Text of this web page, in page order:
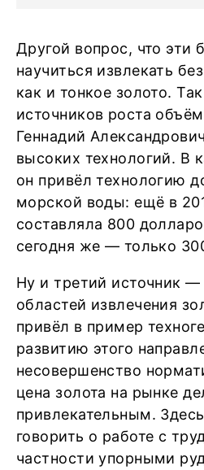
Другой вопрос, что эти
научиться извлекать
как и тонкое золото.
источников роста
Геннадий
высоких технологий. В
он привёл технологию
морской воды: ещё в
составляла 800
сегодня же — только
Ну и третий источник
областей извлечения
привёл в пример
развитию этого
несовершенство
цена золота на рынке
привлекательным.
говорить о работе с
частности упорными